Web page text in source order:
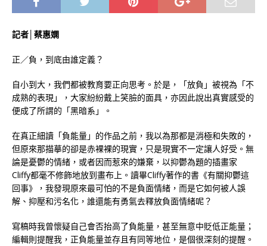
記者│蔡惠嫻
正／負，到底由誰定義？
自小到大，我們都被教育要正向思考。於是，「放負」被視為「不
成熟的表現」，大家紛紛戴上笑臉的面具，亦因此說出真實感受的
便成了所謂的「黑暗系」。
在真正細讀「負能量」的作品之前，我以為那都是消極和失敗的，
但原來那描摹的卻是赤裸裸的現實，只是現實不一定讓人好受。無
論是憂鬱的情緒，或者因而惹來的嫌棄，以抑鬱為題的插畫家
Cliffy都毫不修飾地放到畫布上。讀畢Cliffy著作的書《有關抑鬱這
回事》，我發現原來最可怕的不是負面情緒，而是它如何被人誤
解、抑壓和污名化，誰還能有勇氣去釋放負面情緒呢？
寫稿時我曾懷疑自己會否抬高了負能量，甚至無意中貶低正能量；
編輯則提醒我，正負能量並存且有同等地位，是個很深刻的提醒。